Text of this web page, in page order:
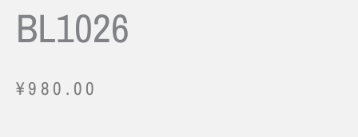
BL1026
¥980.00